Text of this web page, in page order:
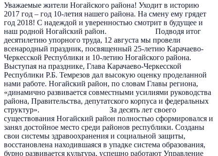
Уважаемые жители Ногайского района! Уходит в историю
2017 год – год 10-летия нашего района. На смену ему грядет
год 2018! С надеждой и уверенностью смотрит в будущее и
наш родной Ногайский район. Подводя итог
десятилетию упорного труда, 12 августа мы провели
всенародный праздник, посвященный 25-летию Карачаево-
Черкесской Республики и 10-летию Ногайского района.
Выступая на празднике, Глава Карачаево-Черкесской
Республики Р.Б. Темрезов дал высокую оценку проделанной
нами работе. Ногайский район, по словам Главы региона,
«динамично развивается совместными усилиями руководства
района, Правительства, депутатского корпуса и федеральных
структур». За десять лет своего
существования Ногайский район полностью сформировался и
занял достойное место среди районов республики. Созданы
свои системы здравоохранения и социальной защиты,
восстановлена находившаяся в упадке система образования,
бурно развивается культура, успешно работают Управление